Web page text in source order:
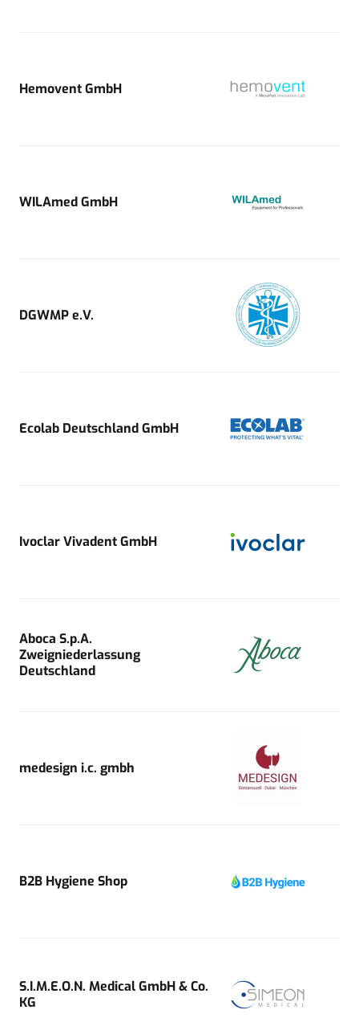
Hemovent GmbH
WILAmed GmbH
DGWMP e.V.
Ecolab Deutschland GmbH
Ivoclar Vivadent GmbH
Aboca S.p.A.
Zweigniederlassung
Deutschland
medesign i.c. gmbh
B2B Hygiene Shop
S.I.M.E.O.N. Medical GmbH & Co.
KG